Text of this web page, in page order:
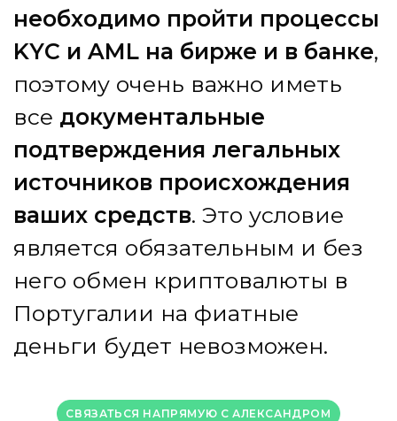
необходимо пройти процессы
KYC и AML на бирже и в банке,
поэтому очень важно и меть
все документальные
подтверждения легальных
источников происхождения
ваших средств. Это условие
я вляется обязательным и без
него обмен кри птовалюты в
Португали и на фиатные
деньги будет невозможен.
СВЯЗАТЬСЯ НАПРЯМУЮ С АЛЕКСАНДРОМ